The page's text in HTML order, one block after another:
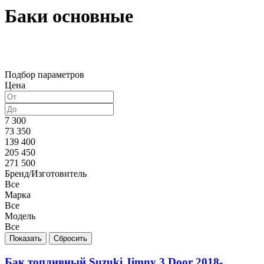
Баки основные
Подбор параметров
Цена
7 300
73 350
139 400
205 450
271 500
Бренд/Изготовитель
Все
Марка
Все
Модель
Все